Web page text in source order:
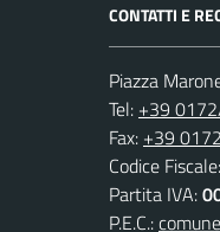
CONTATTI E
Piazza
Tel: +39
Fax: +39
Codice Fiscale:
Partita IVA:
P.E.C.: